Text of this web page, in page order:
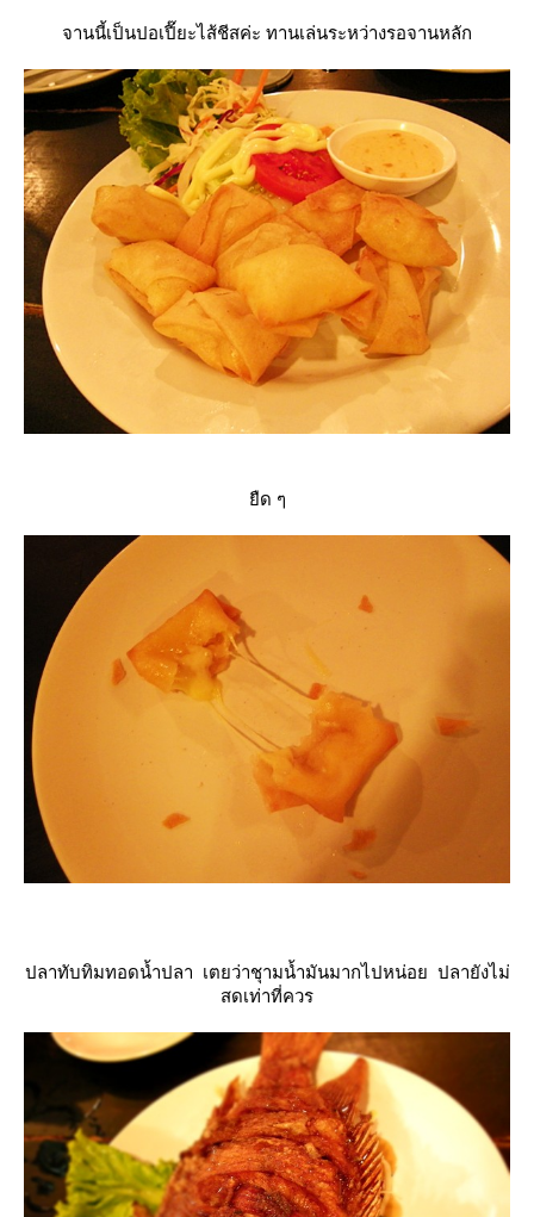
จานนี้เป็นปอเปี๊ยะไส้ชีสค่ะ ทานเล่นระหว่างรอจานหลัก
ืด ๆ
ปลาทับทิมทอดน้ำปลา เตยว่าชุามน้ำมันมากไปหน่อย ปลายังไม่
สดเท่าที่ควร